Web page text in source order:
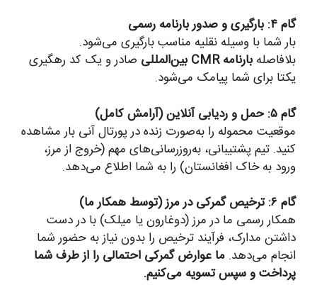
گام ۴: بارگیری و صدور بارنامه رسمی
بار شما با وسیله نقلیه مناسب بارگیری می‌شود.
بلافاصله بارنامه CMR بین‌المللی
صادر و یک کد رهگیری
یکتا برای شما پیامک می‌شود.
گام ۵: حمل و ردیابی آنلاین (آرامش کامل)
موقعیت محموله را به‌صورت زنده در پورتال آنی بار مشاهده
کنید. تیم پشتیبانی، به‌روزرسانی‌های مهم (خروج از مرز،
ورود به خاک افغانستان) را به شما اطلاع می‌دهد.
گام ۶: ترخیص گمرکی در مرز (توسط همکار ما)
همکار رسمی ما در مرز (دوغارون یا میلک) با در دست
داشتن مدارک، فرآیند ترخیص را بدون نیاز به حضور شما
انجام می‌دهد. ما عوارض گمرکی احتمالی را از طرف شما
پرداخت و سپس تسویه می‌کنیم.